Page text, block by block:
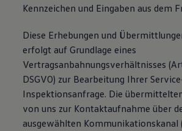
Kennzeichen und Eingaben aus dem
Diese Erhebungen und
erfolgt auf Grundlage eines
Vertragsanbahnungsverhältnisses
DSGVO) zur Bearbeitung Ihrer
Inspektionsanfrage. Die
von uns zur Kontaktaufnahme über
ausgewählten Kommunikationskanal